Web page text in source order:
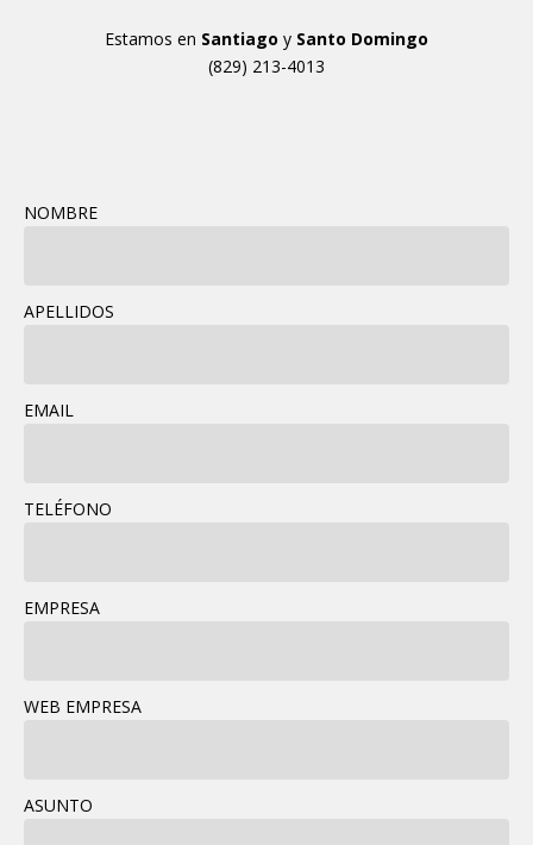
Estamos en Santiago y Santo Domingo
(829) 213-4013
NOMBRE
APELLIDOS
EMAIL
TELÉFONO
EMPRESA
WEB EMPRESA
ASUNTO